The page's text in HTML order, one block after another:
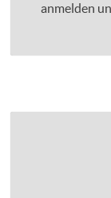
anmelden